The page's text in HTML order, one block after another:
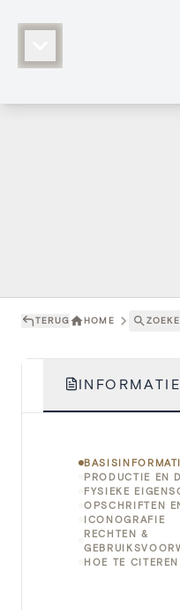
TERUG HOME
INFORMATIE
PRODUCTIE EN
FYSIEKE
OPSCHRIFTEN
ICONOGRAFIE
RECHTEN &
HOE TE CITEREN